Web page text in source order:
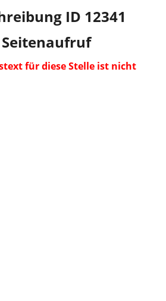
ID 12341
für diese Stelle ist nicht